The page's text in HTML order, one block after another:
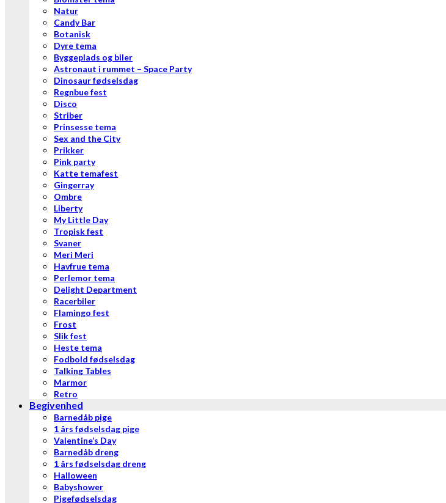
Natur
Candy Bar
Botanisk
Dyre tema
Byggeplads og biler
Astronaut i rummet – Space Party
Dinosaur fødselsdag
Regnbue fest
Disco
Striber
Prinsesse tema
Sex and the City
Prikker
Pink party
Katte temafest
Gingerray
Ombre
Liberty
My Little Day
Tropisk fest
Svaner
Meri Meri
Havfrue tema
Perlemor tema
Delight Department
Racerbiler
Flamingo fest
Frost
Slik fest
Heste tema
Fodbold fødselsdag
Talking Tables
Marmor
Retro
Begivenhed
Barnedåb pige
1 års fødselsdag pige
Valentine’s Day
Barnedåb dreng
1 års fødselsdag dreng
Halloween
Babyshower
Pigefødselsdag